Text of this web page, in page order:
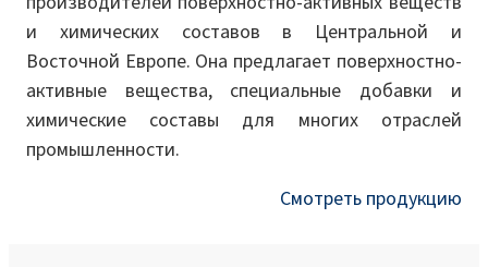
и химических составов в Центральной и
Восточной Европе. Она предлагает поверхностно-
активные вещества, специальные добавки и
химические составы для многих отраслей
промышленности.
Смотреть продукцию